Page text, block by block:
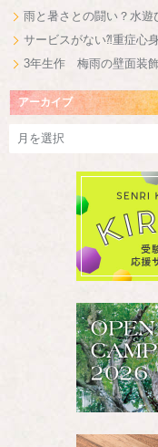
雨と暑さとの闘い？水遊
サービスがない⁈重症心
3年生作 梅雨の壁面装
アーカイブ